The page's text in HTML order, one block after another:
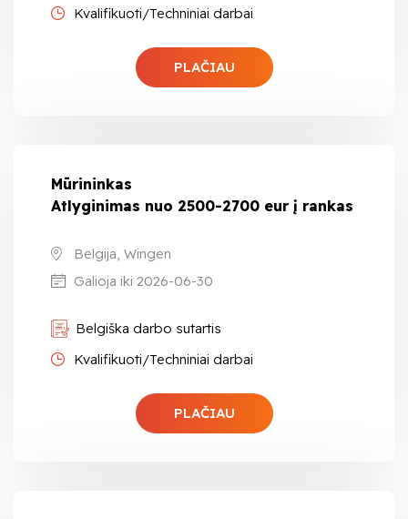
Kvalifikuoti/Techniniai darbai
PLAČIAU
Mūrininkas
Atlyginimas nuo 2500-2700 eur į rankas
Belgija, Wingen
Galioja iki 2026-06-30
Belgiška darbo sutartis
Kvalifikuoti/Techniniai darbai
PLAČIAU